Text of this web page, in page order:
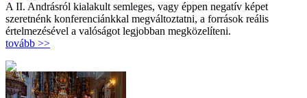
A II. Andrásról kialakult semleges, vagy éppen negatív képet
szeretnénk konferenciánkkal megváltoztatni, a források reális
értelmezésével a valóságot legjobban megközelíteni.
tovább >>